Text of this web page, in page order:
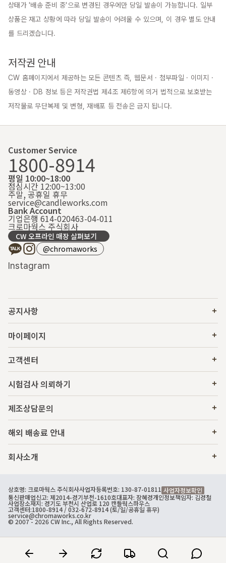
상태가 '배송 준비 중'으로 변경된 경우에만 당일 발송이 가능합니다. 일부
상품은 재고 상황에 따라 당일 발송이 어려울 수 있으며, 이 경우 별도 안내
를 드리겠습니다.
저작권 안내
CW 홈페이지에서 제공하는 모든 콘텐츠 즉, 웹문서 · 첨부파일 · 이미지 ·
동영상 · DB 정보 등은 저작권법 제4조 제6항에 의거 법적으로 보호받는
저작물로 무단복제 및 변형, 재배포 등 전송은 금지 됩니다.
Customer Service
1800-8914
평일 10:00~18:00
점심시간 12:00~13:00
주말, 공휴일 휴무
service@candleworks.com
Bank Account
기업은행 614-020463-04-011
크로마웍스 주식회사
CW 오프라인 매장 살펴보기
@chromaworks
Instagram
공지사항
마이페이지
고객센터
시험검사 의뢰하기
제조상담문의
해외 배송료 안내
회사소개
상호명: 크로마웍스 주식회사사업자등록번호: 130-87-01811 사업자정보확인
통신판매업신고: 제2014-경기부천-1610호대표자: 장혜경개인정보책임자: 김경철
사업장소재지: 경기도 부천시 산업로 120 캔들웍스하우스
고객센터:1800-8914/ 032-672-8914 (토/일/공휴일 휴무)
service@chromaworks.co.kr
© 2007 - 2026 CW Inc., All Rights Reserved.